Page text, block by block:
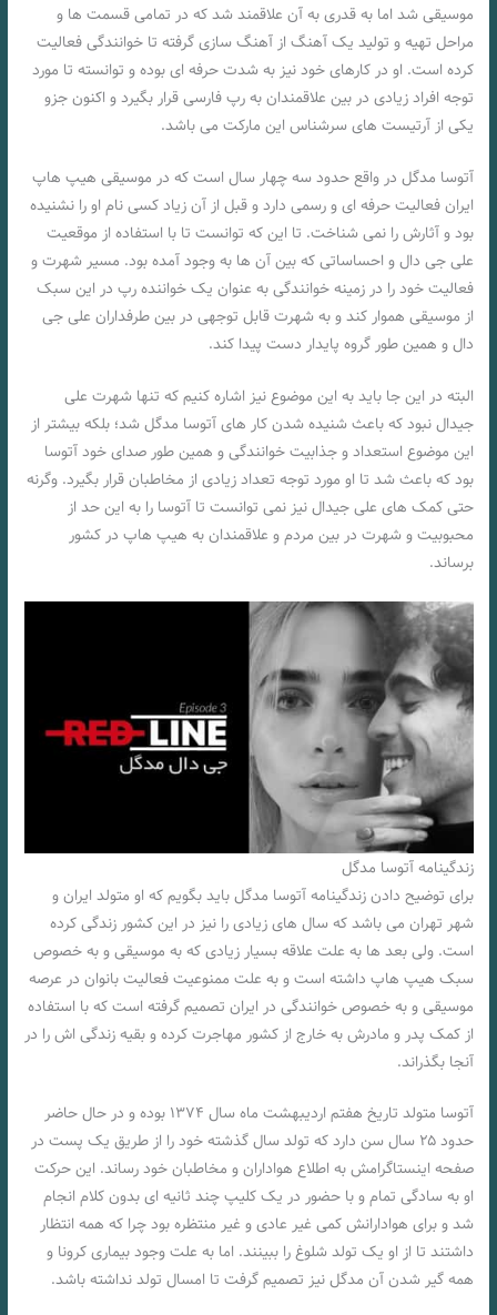
موسیقی شد اما به قدری به آن علاقمند شد که در تمامی قسمت ها و
مراحل تهیه و تولید یک آهنگ از آهنگ سازی گرفته تا خوانندگی فعالیت
کرده است. او در کارهای خود نیز به شدت حرفه ای بوده و توانسته تا مورد
توجه افراد زیادی در بین علاقمندان به رپ فارسی قرار بگیرد و اکنون جزو
یکی از آرتیست های سرشناس این مارکت می باشد.
آتوسا مدگل در واقع حدود سه چهار سال است که در موسیقی هیپ هاپ
ایران فعالیت حرفه‌ ای و رسمی دارد و قبل از آن زیاد کسی نام او را نشنیده
بود و آثارش را نمی‌ شناخت. تا این که توانست تا با استفاده از موقعیت
علی جی دال و احساساتی که بین آن ها به وجود آمده بود. مسیر شهرت و
فعالیت خود را در زمینه خوانندگی به عنوان یک خواننده رپ در این سبک
از موسیقی هموار کند و به شهرت قابل توجهی در بین طرفداران علی جی
دال و همین طور گروه پایدار دست پیدا کند.
البته در این جا باید به این موضوع نیز اشاره کنیم که تنها شهرت علی
جیدال نبود که باعث شنیده شدن کار های آتوسا مدگل شد؛ بلکه بیشتر از
این موضوع استعداد و جذابیت خوانندگی و همین طور صدای خود آتوسا
بود که باعث شد تا او مورد توجه تعداد زیادی از مخاطبان قرار بگیرد. وگرنه
حتی کمک های علی جیدال نیز نمی توانست تا آتوسا را به این حد از
محبوبیت و شهرت در بین مردم و علاقمندان به هیپ هاپ در کشور
برساند.
زندگینامه آتوسا مدگل
برای توضیح دادن زندگینامه آتوسا مدگل باید بگویم که او متولد ایران و
شهر تهران می باشد که سال های زیادی را نیز در این کشور زندگی کرده
است. ولی بعد ها به علت علاقه بسیار زیادی که به موسیقی و به خصوص
سبک هیپ هاپ داشته است و به علت ممنوعیت فعالیت بانوان در عرصه
موسیقی و به خصوص خوانندگی در ایران تصمیم گرفته است که با استفاده
از کمک پدر و مادرش به خارج از کشور مهاجرت کرده و بقیه زندگی اش را در
آنجا بگذراند.
آتوسا متولد تاریخ هفتم اردیبهشت ماه سال ۱۳۷۴ بوده و در حال حاضر
حدود ۲۵ سال سن دارد که تولد سال گذشته خود را از طریق یک پست در
صفحه اینستاگرامش به اطلاع هواداران و مخاطبان خود رساند. این حرکت
او به سادگی تمام و با حضور در یک کلیپ چند ثانیه ای بدون کلام انجام
شد و برای هوادارانش کمی غیر عادی و غیر منتظره بود چرا که همه انتظار
داشتند تا از او یک تولد شلوغ را ببینند. اما به علت وجود بیماری کرونا و
همه گیر شدن آن مدگل نیز تصمیم گرفت تا امسال تولد نداشته باشد.